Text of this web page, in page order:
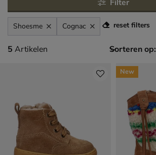
Filter
Shoesme Cognac reset filters
5 artikelen
5 Artikelen Sorteren op:
New